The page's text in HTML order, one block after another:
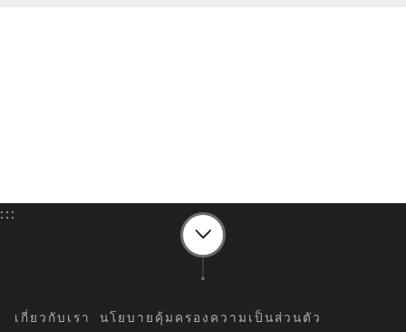
:::
เกี่ยวกับเรา นโยบายคุ้มครองความเป็นส่วนตัว